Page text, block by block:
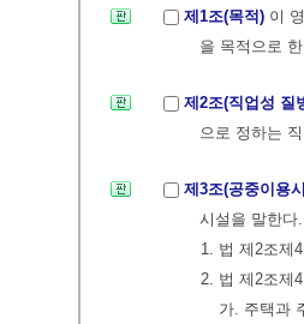
제1조(목적) 이
을 목적으로
제2조(직업성 질
으로 정하는
제3조(공중이용
시설을 말한다.
1. 법 제2조제
2. 법 제2조제
가. 주택과